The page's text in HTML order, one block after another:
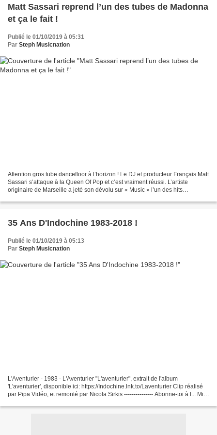
Matt Sassari reprend l’un des tubes de Madonna
et ça le fait !
Publié le 01/10/2019 à 05:31
Par Steph Musicnation
Attention gros tube dancefloor à l’horizon ! Le DJ et producteur Français Matt
Sassari s’attaque à la Queen Of Pop et c’est vraiment réussi. L’artiste
originaire de Marseille a jeté son dévolu sur « Music » l’un des hits
35 Ans D'Indochine 1983-2018 !
Publié le 01/10/2019 à 05:13
Par Steph Musicnation
L'Aventurier - 1983 - L'Aventurier "L'aventurier", extrait de l'album
'L'aventurier', disponible ici: https://Indochine.lnk.to/Laventurier Clip réalisé
par Pipa Vidéo, et remonté par Nicola Sirkis --------------- Abonne-toi à l... Miss